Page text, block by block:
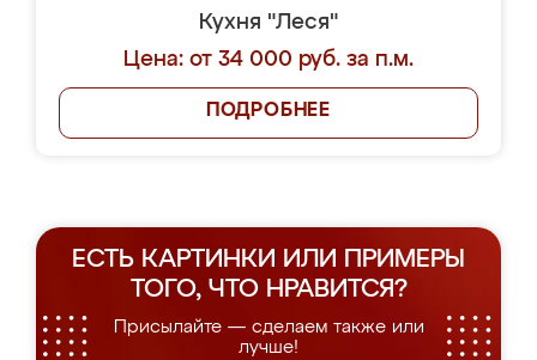
Кухня "Леся"
Цена: от 34 000 руб. за п.м.
ПОДРОБНЕЕ
ЕСТЬ КАРТИНКИ ИЛИ ПРИМЕРЫ
ТОГО, ЧТО НРАВИТСЯ?
Присылайте — сделаем также или
лучше!